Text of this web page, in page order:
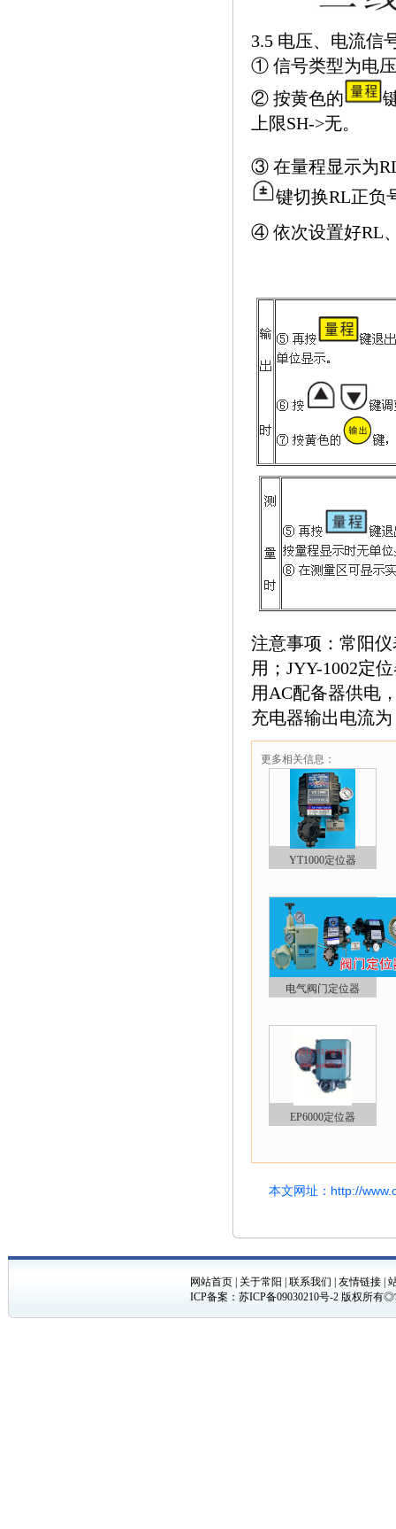
3.5 电压、电流信
① 信号类型为电
② 按黄色的
上限SH->无。
③ 在量程显示为
键切换RL正负
④ 依次设置好RL
注意事项：常阳
用；JYY-1002定
用AC配备器供电
充电器输出电流为
更多相关信息：
YT1000定位器
电气阀门定位器
EP6000定位器
本文网址： http://
网站首页 关于常阳 联系我们 友情链接
ICP备案： 苏ICP备09030210号-2 版权所有◎